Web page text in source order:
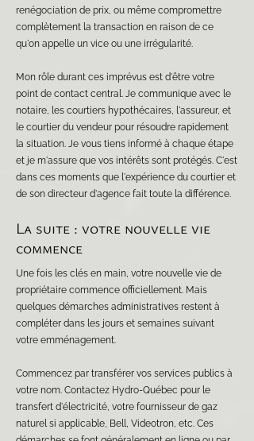
renégociation de prix, ou même compromettre
complètement la transaction en raison de ce
qu'on appelle un vice ou une irrégularité.
Mon rôle durant ces imprévus est d'être votre
point de contact central. Je communique avec le
notaire, les courtiers hypothécaires, l'assureur, et
le courtier du vendeur pour résoudre rapidement
la situation. Je vous tiens informé à chaque étape
et je m'assure que vos intérêts sont protégés. C'est
dans ces moments que l'expérience du courtier et
de son directeur d'agence fait toute la différence.
La suite : votre nouvelle vie
commence
Une fois les clés en main, votre nouvelle vie de
propriétaire commence officiellement. Mais
quelques démarches administratives restent à
compléter dans les jours et semaines suivant
votre emménagement.
Commencez par transférer vos services publics à
votre nom. Contactez Hydro-Québec pour le
transfert d'électricité, votre fournisseur de gaz
naturel si applicable, Bell, Videotron, etc. Ces